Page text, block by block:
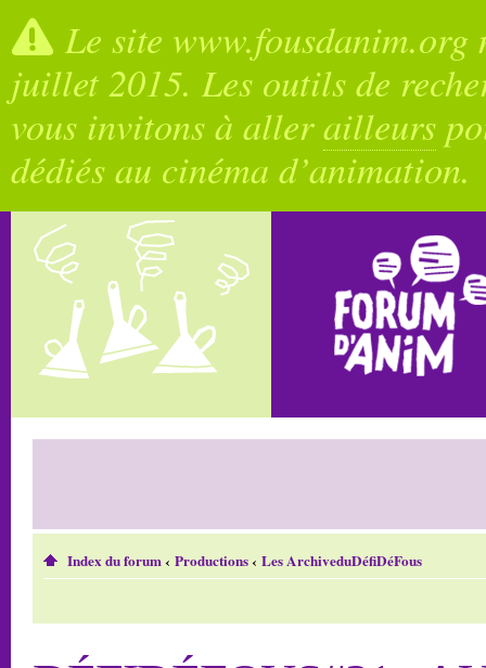
Le site
juillet 2015. Les outils de
vous invitons à allerailleurs
dédiés au cinéma d’animation.
Index du forum‹ Productions‹ Les ArchiveduDéfiDéFous